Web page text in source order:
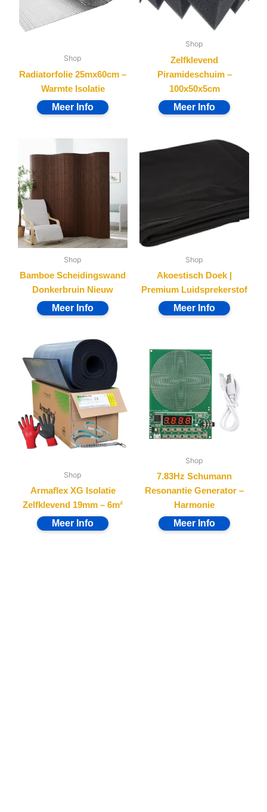
Shop
Radiatorfolie 25mx60cm –
Warmte Isolatie
Shop
Zelfklevend
Piramideschuim –
100x50x5cm
Shop
Bamboe Scheidingswand
Donkerbruin Nieuw
Shop
Akoestisch Doek |
Premium Luidsprekerstof
Shop
Armaflex XG Isolatie
Zelfklevend 19mm – 6m²
Shop
7.83Hz Schumann
Resonantie Generator –
Harmonie